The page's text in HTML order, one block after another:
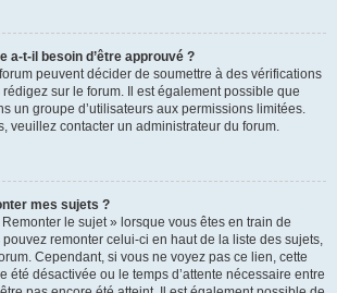
a-t-il besoin d’être approuvé ?
peuvent décider de soumettre à des vérifications
sur le forum. Il est également possible que
un groupe d’utilisateurs aux permissions limitées.
veuillez contacter un administrateur du forum.
mes sujets ?
le sujet » lorsque vous êtes en train de
remonter celui-ci en haut de la liste des sujets,
Cependant, si vous ne voyez pas ce lien, cette
été désactivée ou le temps d’attente nécessaire entre